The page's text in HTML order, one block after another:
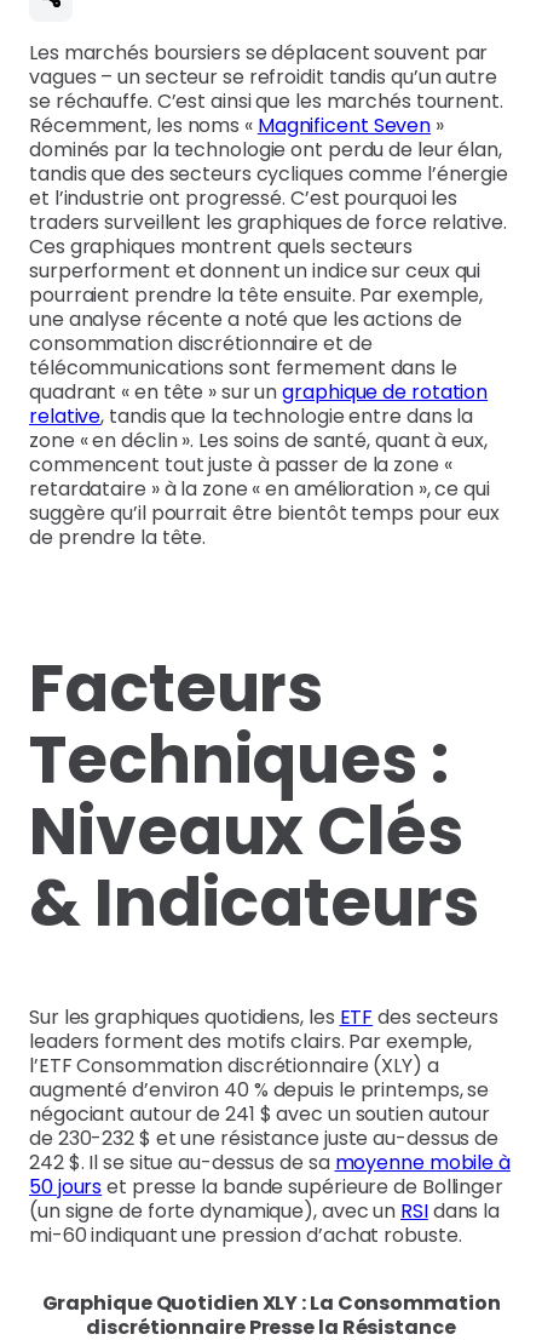
Les marchés boursiers se déplacent souvent par
vagues – un secteur se refroidit tandis qu’un autre
se réchauffe. C’est ainsi que les marchés tournent.
Récemment, les noms « Magnificent Seven »
dominés par la technologie ont perdu de leur élan,
tandis que des secteurs cycliques comme l’énergie
et l’industrie ont progressé. C’est pourquoi les
traders surveillent les graphiques de force relative.
Ces graphiques montrent quels secteurs
surperforment et donnent un indice sur ceux qui
pourraient prendre la tête ensuite. Par exemple,
une analyse récente a noté que les actions de
consommation discrétionnaire et de
télécommunications sont fermement dans le
quadrant « en tête » sur ungraphique de rotation
relative, tandis que la technologie entre dans la
zone « en déclin ». Les soins de santé, quant à eux,
commencent tout juste à passer de la zone «
retardataire » à la zone « en amélioration », ce qui
suggère qu’il pourrait être bientôt temps pour eux
de prendre la tête.
Facteurs
Techniques :
Niveaux Clés
& Indicateurs
Sur les graphiques quotidiens, les ETF des secteurs
leaders forment des motifs clairs. Par exemple,
l’ETF Consommation discrétionnaire (XLY) a
augmenté d’environ 40 % depuis le printemps, se
négociant autour de 241 $ avec un soutien autour
de 230-232 $ et une résistance juste au-dessus de
242 $. Il se situe au-dessus de sa moyenne mobile à
50 jourset presse la bande supérieure de Bollinger
(un signe de forte dynamique), avec un RSIdans la
mi-60 indiquant une pression d’achat robuste.
Graphique Quotidien XLY : La Consommation
discrétionnaire Presse la Résistance